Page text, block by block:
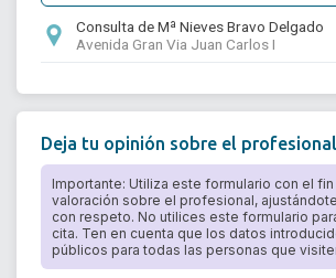
Consulta de Mª Nieves Bravo Delgado
Avenida Gran Via Juan Carlos I
Deja tu opinión sobre el profesional
Importante: Utiliza este formulario con el
valoración sobre el profesional,
con respeto. No utilices este formulario
cita. Ten en cuenta que los datos
públicos para todas las personas que